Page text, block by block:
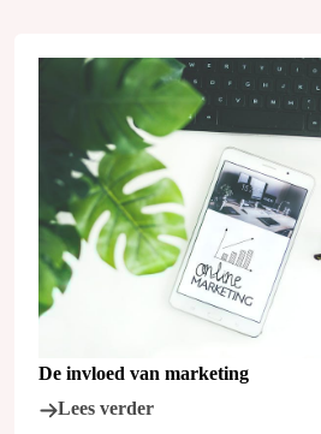
De invloed van marketing
Lees verder